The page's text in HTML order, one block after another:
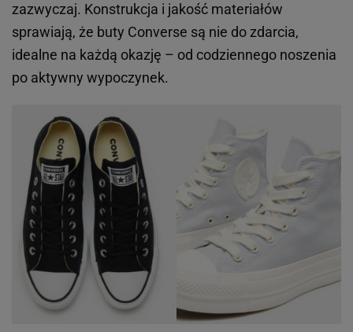
zazwyczaj. Konstrukcja i jakość materiałów
sprawiają, że buty Converse są nie do zdarcia,
idealne na każdą okazję – od codziennego noszenia
po aktywny wypoczynek.